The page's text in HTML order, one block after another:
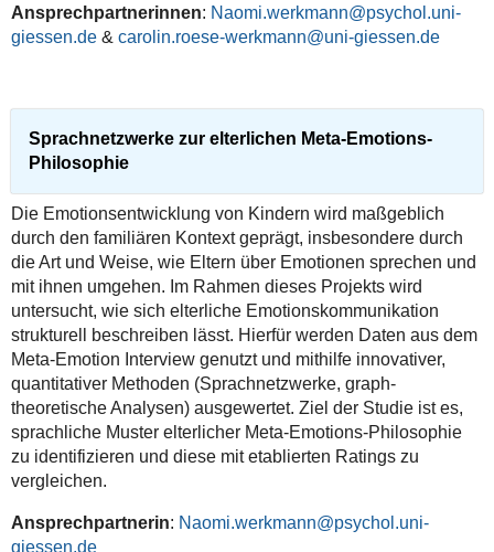
Ansprechpartnerinnen: Naomi.werkmann@psychol.uni-
giessen.de& carolin.roese-werkmann@uni-giessen.de
Sprachnetzwerke zur elterlichen Meta-Emotions-
Philosophie
Die Emotionsentwicklung von Kindern wird maßgeblich
durch den familiären Kontext geprägt, insbesondere durch
die Art und Weise, wie Eltern über Emotionen sprechen und
mit ihnen umgehen. Im Rahmen dieses Projekts wird
untersucht, wie sich elterliche Emotionskommunikation
strukturell beschreiben lässt. Hierfür werden Daten aus dem
Meta-Emotion Interview genutzt und mithilfe innovativer,
quantitativer Methoden (Sprachnetzwerke, graph-
theoretische Analysen) ausgewertet. Ziel der Studie ist es,
sprachliche Muster elterlicher Meta-Emotions-Philosophie
zu identifizieren und diese mit etablierten Ratings zu
vergleichen.
Ansprechpartnerin: Naomi.werkmann@psychol.uni-
giessen.de